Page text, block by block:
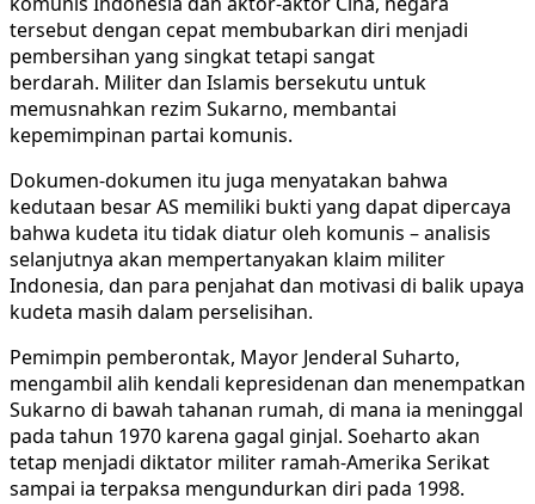
tersebut dengan cepat membubarkan diri menjadi
pembersihan yang singkat tetapi sangat
berdarah. Militer dan Islamis bersekutu untuk
memusnahkan rezim Sukarno, membantai
kepemimpinan partai komunis.
Dokumen-dokumen itu juga menyatakan bahwa
kedutaan besar AS memiliki bukti yang dapat dipercaya
bahwa kudeta itu tidak diatur oleh komunis – analisis
selanjutnya akan mempertanyakan klaim militer
Indonesia, dan para penjahat dan motivasi di balik upaya
kudeta masih dalam perselisihan.
Pemimpin pemberontak, Mayor Jenderal Suharto,
mengambil alih kendali kepresidenan dan menempatkan
Sukarno di bawah tahanan rumah, di mana ia meninggal
pada tahun 1970 karena gagal ginjal. Soeharto akan
tetap menjadi diktator militer ramah-Amerika Serikat
sampai ia terpaksa mengundurkan diri pada 1998.